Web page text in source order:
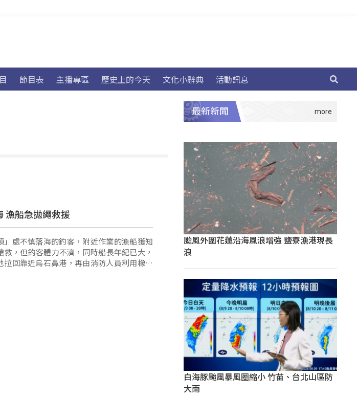
節目表 主播專區 歷史上的今天 文化小辭典 活動訊息
漁船急拋繩救援
處不慎落海的釣客，附近作業的漁船獲知
，但釣客體力不濟，同時船長年紀已大，
回靠近烏石鼻港，再由消防人員利用橡皮
微擦傷並無大礙。
最新新聞
颱風外圍花蓮沿海風浪增強 鹽寮漁港現長
浪
白海豚颱風暴風圈縮小 竹苗、台北山區防
大雨